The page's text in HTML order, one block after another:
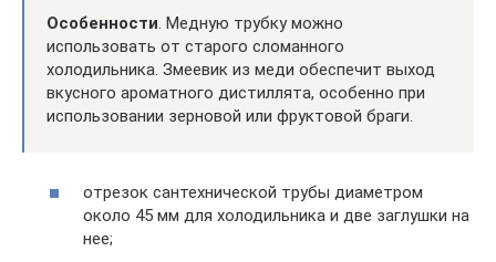
Особенности. Медную трубку можно
использовать от старого сломанного
холодильника. Змеевик из меди обеспечит выход
вкусного ароматного дистиллята, особенно при
использовании зерновой или фруктовой браги.
отрезок сантехнической трубы диаметром
около 45 мм для холодильника и две заглушки на
нее;